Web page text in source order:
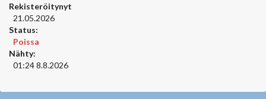
Rekisteröitynyt
21.05.2026
Status:
Poissa
Nähty:
01:24 8.8.2026